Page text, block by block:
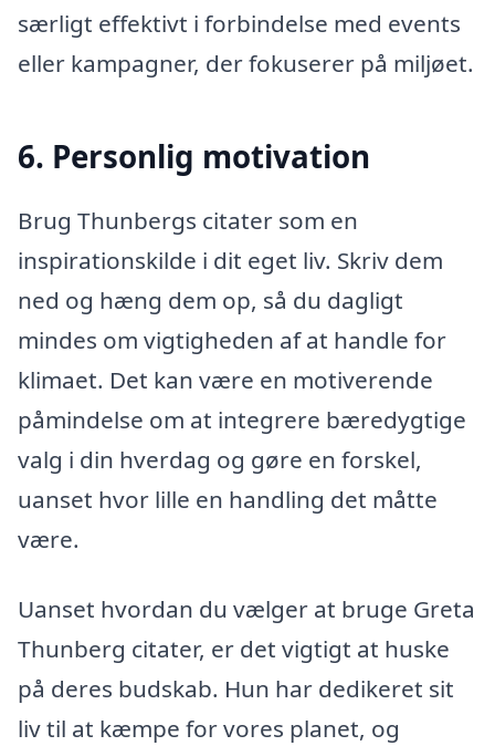
særligt effektivt i forbindelse med events
eller kampagner, der fokuserer på miljøet.
6. Personlig motivation
Brug Thunbergs citater som en
inspirationskilde i dit eget liv. Skriv dem
ned og hæng dem op, så du dagligt
mindes om vigtigheden af at handle for
klimaet. Det kan være en motiverende
påmindelse om at integrere bæredygtige
valg i din hverdag og gøre en forskel,
uanset hvor lille en handling det måtte
være.
Uanset hvordan du vælger at bruge Greta
Thunberg citater, er det vigtigt at huske
på deres budskab. Hun har dedikeret sit
liv til at kæmpe for vores planet, og